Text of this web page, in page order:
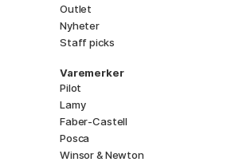
Outlet
Nyheter
Staff picks
Varemerker
Pilot
Lamy
Faber-Castell
Posca
Winsor & Newton